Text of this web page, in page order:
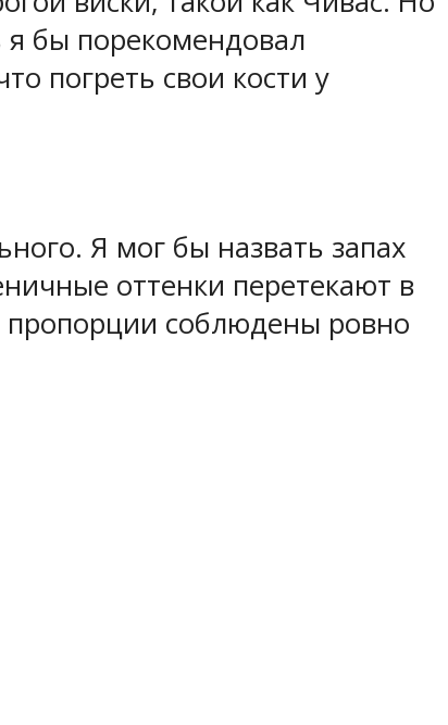
я бы порекомендовал
погреть свои кости у
Я мог бы назвать запах
оттенки перетекают в
пропорции соблюдены ровно